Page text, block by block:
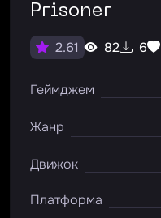
Prisoner
2.61 82 6
Геймджем
Жанр
Движок
Платформа